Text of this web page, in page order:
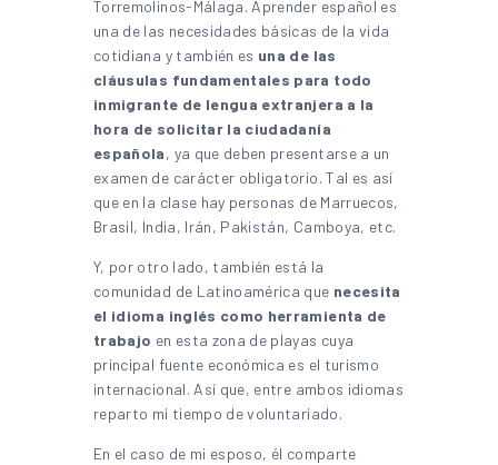
Torremolinos-Málaga. Aprender español es
una de las necesidades básicas de la vida
cotidiana y también es una de las
cláusulas fundamentales para todo
inmigrante de lengua extranjera a la
hora de solicitar la ciudadanía
española, ya que deben presentarse a un
examen de carácter obligatorio. Tal es así
que en la clase hay personas de Marruecos,
Brasil, India, Irán, Pakistán, Camboya, etc.
Y, por otro lado, también está la
comunidad de Latinoamérica que necesita
el idioma inglés como herramienta de
trabajo en esta zona de playas cuya
principal fuente económica es el turismo
internacional. Así que, entre ambos idiomas
reparto mi tiempo de voluntariado.
En el caso de mi esposo, él comparte